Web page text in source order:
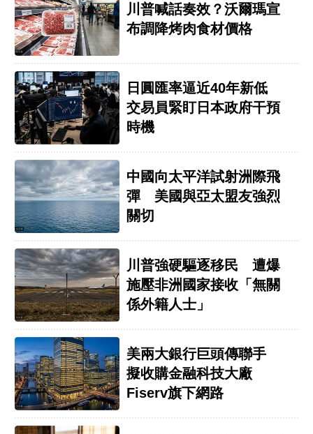
川普喊話奏效？沃爾瑪宣
布調降烤肉食材價格
日圓匯率逼近40年新低
交易員緊盯日本政府干預
時機
中國向太平洋試射洲際飛
彈 美國與亞太盟友強烈
關切
川普強硬驅逐移民 遭爆
施壓非洲國家接收「無關
係外籍人士」
美兩大銀行巨頭傳聯手
擬收購金融科技大廠
Fiserv旗下網路